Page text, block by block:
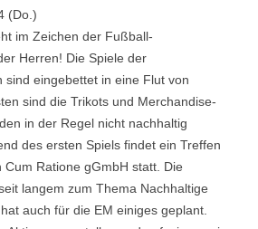
(Do.)
im Zeichen der Fußball-
Herren! Die Spiele der
sind eingebettet in eine Flut von
sind die Trikots und Merchandise-
in der Regel nicht nachhaltig
des ersten Spiels findet ein Treffen
Ratione gGmbH statt. Die
langem zum Thema Nachhaltige
auch für die EM einiges geplant.